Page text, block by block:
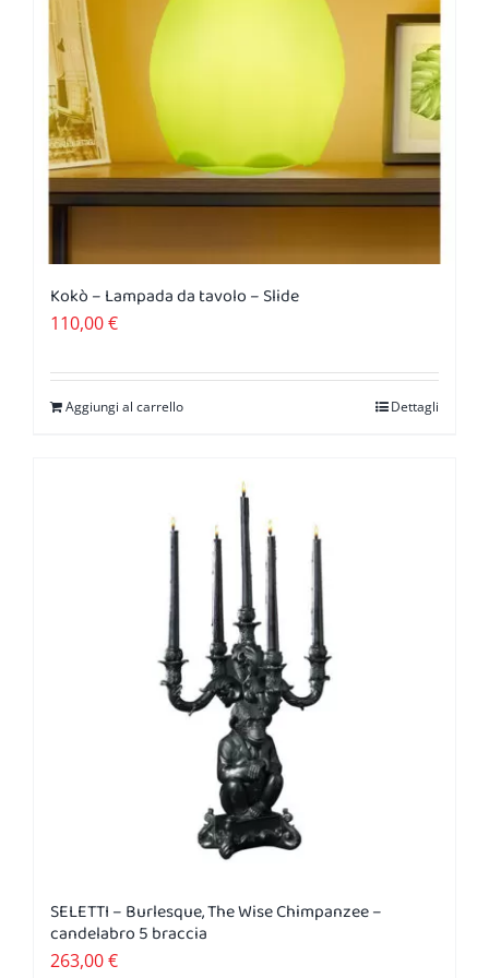
Kokò – Lampada da tavolo – Slide
110,00€
Aggiungi al carrello Dettagli
SELETTI – Burlesque, The Wise Chimpanzee –
candelabro 5 braccia
263,00€